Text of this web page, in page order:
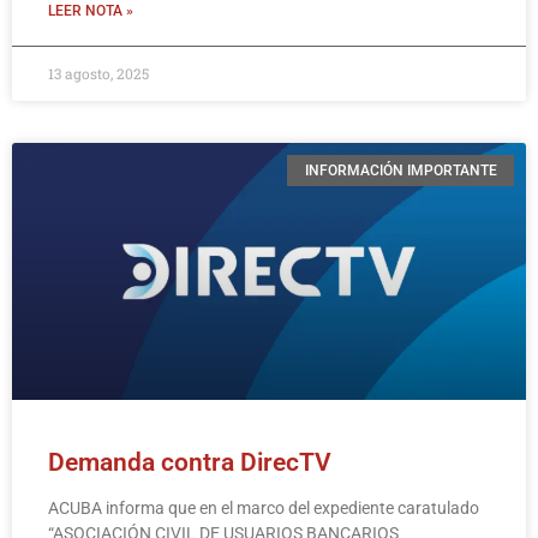
LEER NOTA »
13 agosto, 2025
INFORMACIÓN IMPORTANTE
Demanda contra DirecTV
ACUBA informa que en el marco del expediente caratulado
“ASOCIACIÓN CIVIL DE USUARIOS BANCARIOS